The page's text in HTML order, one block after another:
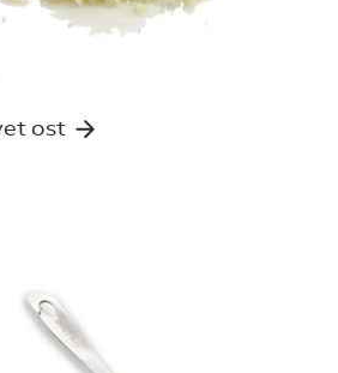
ost